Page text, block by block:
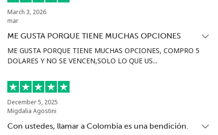
Línea fija
Celular ⁦15.9c⁩
31 min por
⁦$5⁩
Línea fija
March 3, 2026
mar
ME GUSTA PORQUE TIENE MUCHAS OPCIONES
ME GUSTA PORQUE TIENE MUCHAS OPCIONES, COMPRO 5
DOLARES Y NO SE VENCEN,SOLO LO QUE US...
December 5, 2025
Migdalia Agostini
Con ustedes, llamar a Colombia es una bendición.